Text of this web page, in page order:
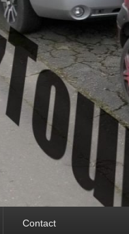
Contact